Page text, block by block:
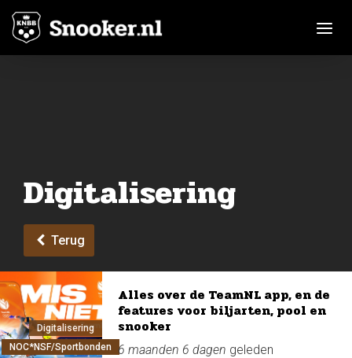
Digitalisering
Terug
Digitalisering
NOC*NSF/Sportbonden
Alles over de TeamNL app, en de
features voor biljarten, pool en
snooker
6 maanden 6 dagen geleden